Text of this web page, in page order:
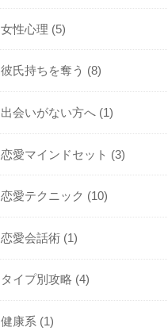
女性心理 (5)
彼氏持ちを奪う (8)
出会いがない方へ (1)
恋愛マインドセット (3)
恋愛テクニック (10)
恋愛会話術 (1)
タイプ別攻略 (4)
健康系 (1)